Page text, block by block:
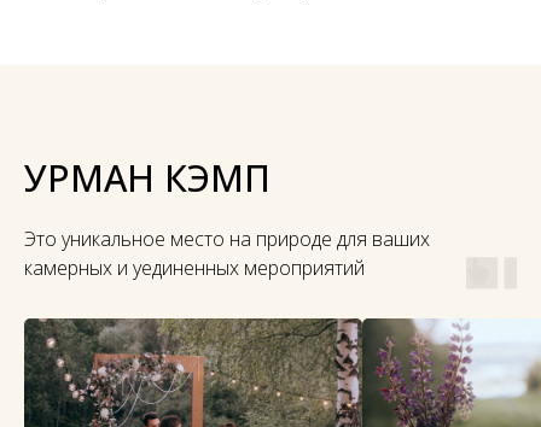
УРМАН КЭМП
Это уникальное место на природе для ваших
камерных и уединенных мероприятий